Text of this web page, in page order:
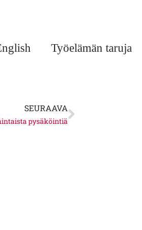
Työelämän taruja
SEURAAVA
pysäköintiä
Next